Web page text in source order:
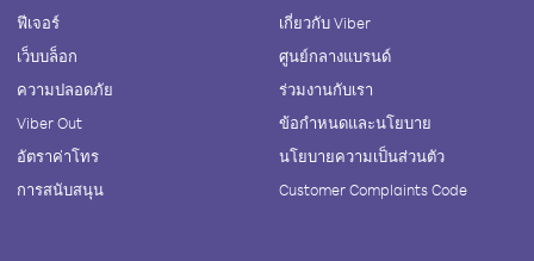
ฟีเจอร์
เว็บบล็อก
ความปลอดภัย
Viber Out
อัตราค่าโทร
การสนับสนุน
เกี่ยวกับ Viber
ศูนย์กลางแบรนด์
ร่วมงานกับเรา
ข้อกำหนดและนโยบาย
นโยบายความเป็นส่วนตัว
Customer Complaints Code